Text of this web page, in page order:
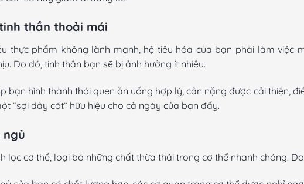
thần thoải mái
thực phẩm không lành mạnh, hệ tiêu hóa của bạn phải làm
Do đó, tinh thần bạn sẽ bị ảnh hưởng ít nhiều.
bạn hình thành thói quen ăn uống hợp lý, cân nặng được cải thiện,
“sợi dây cót” hữu hiệu cho cả ngày của bạn đấy.
ngủ
lọc cơ thể, loại bỏ những chất thừa thải trong cơ thể nhanh chóng.